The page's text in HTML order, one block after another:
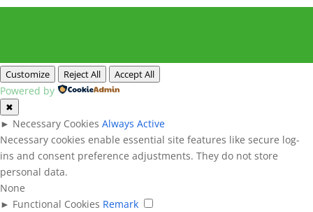
Customize Reject All Accept All
Powered by
✖
► Necessary Cookies Always Active
Necessary cookies enable essential site features like secure log-
ins and consent preference adjustments. They do not store
personal data.
None
► Functional Cookies Remark